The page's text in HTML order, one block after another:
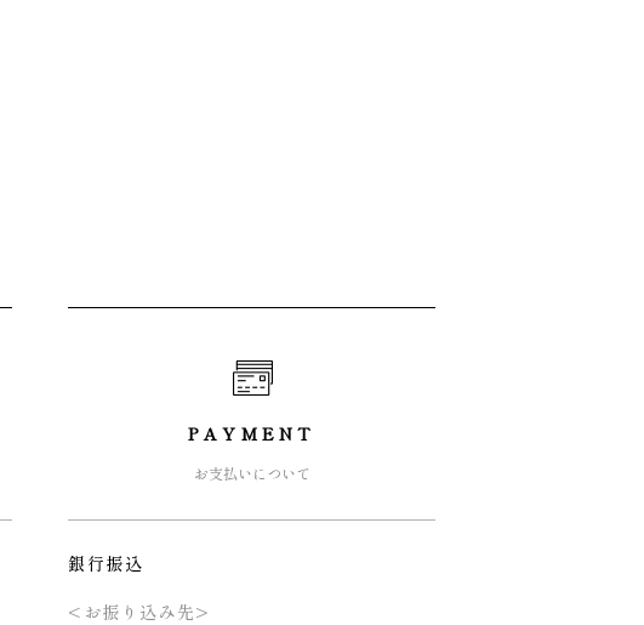
PAYMENT
お支払いについて
銀行振込
<お振り込み先>